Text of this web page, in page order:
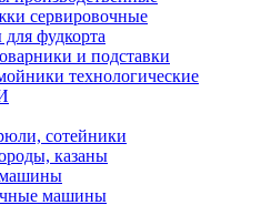
сервировочные
фудкорта
и подставки
технологические
сотейники
казаны
машины